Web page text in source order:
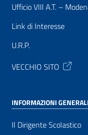
Ufficio VIII A.T. –
Link di Interesse
U.R.P.
VECCHIO SITO
INFORMAZIONI GENERALI
Il Dirigente Scolastico